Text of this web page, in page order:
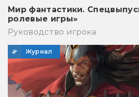
Мир фантастики.
ролевые игры»
Руководство игрока
Журнал